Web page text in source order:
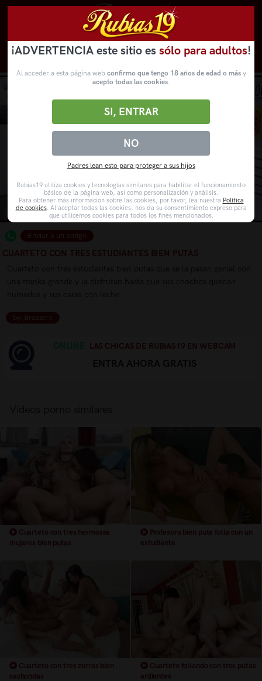
Enviar a un amigo
CUARTETO CON TRES ESTUDIANTES BIEN PUTAS
by: Brazzers
ONLINE. LAS CHICAS DE RUBIAS19 EN WEBCAM
Cuarteto con tres hermosas
mujeres bien putas
Profesora bien puta folla con un
estudiante
Cuarteto con tres zorras bien
cachondas
Cuarteto follando con tres putas
ardientes
¡ADVERTENCIA este sitio es sólo para adultos!
Al acceder a esta página web confirmo que tengo 18 años de edad o másy
acepto todas las cookies.
NO
SI, ENTRAR
Padres lean esto para proteger a sus hijos
Rubias19 utiliza cookies y tecnologías similares para habilitar el funcionamiento
básico de la página web, así como personalización y análisis.
Para obtener más información sobre las cookies, por favor, lea nuestra Política
de cookies. Al aceptar todas las cookies, nos da su consentimiento expreso para
que utilicemos cookies para todos los fines mencionados.